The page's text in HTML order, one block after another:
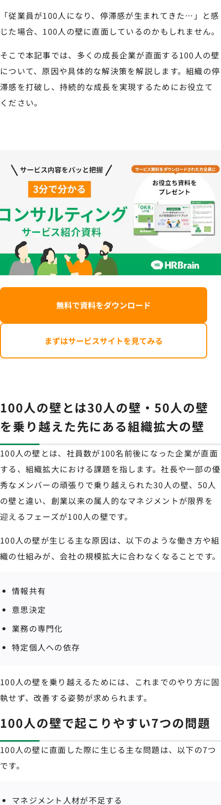
「従業員が100人になり、停滞感が生まれてきた…」と感
じた場合、100人の壁に直面しているのかもしれません。
そこで本記事では、多くの成長企業が直面する100人の壁
について、原因や具体的な解決策を解説します。組織の停
滞感を打破し、持続的な成長を実現するためにお役立て
ください。
無料で資料をダウンロード
まずはサービスサイトを見てみる
100人の壁とは30人の壁・50人の壁
を乗り越えた先にある組織拡大の壁
100人の壁とは、社員数が100名前後になった企業が直面
する、組織拡大における課題を指します。社長や一部の優
秀なメンバーの頑張りで乗り越えられた30人の壁、50人
の壁と違い、創業以来の属人的なマネジメントが限界を
迎えるフェーズが100人の壁です。
100人の壁が生じる主な原因は、以下のような働き方や組
織の仕組みが、会社の規模拡大に合わなくなることです。
情報共有
意思決定
業務の専門化
特定個人への依存
100人の壁を乗り越えるためには、これまでのやり方に固
執せず、改善する姿勢が求められます。
100人の壁で起こりやすい7つの問題
100人の壁に直面した際に生じる主な問題は、以下の7つ
です。
マネジメント人材が不足する